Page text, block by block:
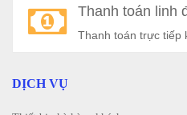
Thanh toán linh
Thanh toán trực tiếp
DỊCH VỤ